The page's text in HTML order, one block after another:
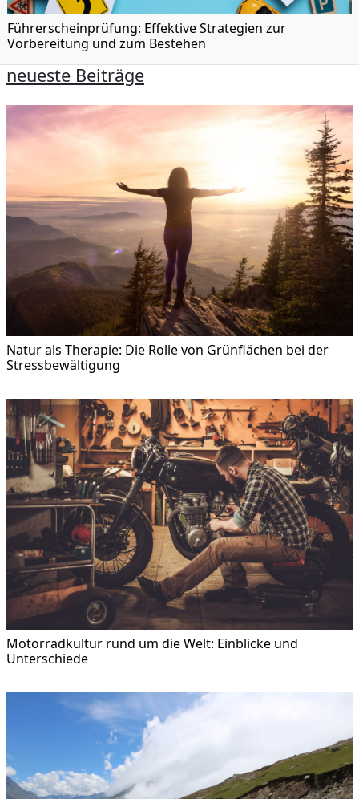
Führerscheinprüfung: Effektive Strategien zur
Vorbereitung und zum Bestehen
neueste Beiträge
Natur als Therapie: Die Rolle von Grünflächen bei der
Stressbewältigung
Motorradkultur rund um die Welt: Einblicke und
Unterschiede